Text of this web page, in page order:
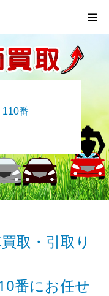
110番
取・引取り
番にお任せ